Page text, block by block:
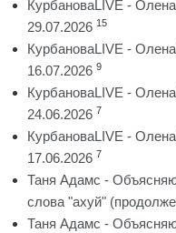
КурбановаLIVE -
29.07.2026 15
КурбановаLIVE -
16.07.2026 9
КурбановаLIVE -
24.06.2026 7
КурбановаLIVE -
17.06.2026 7
Таня Адамс -
слова "ахуй"
Таня Адамс -